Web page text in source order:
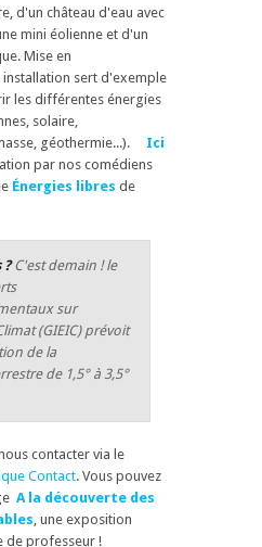
d'un château d'eau avec
mini éolienne et d'un
Mise en
sert d'exemple
les différentes énergies
solaire,
géothermie...). Ici
par nos comédiens
Énergies libres de
?C'est demain ! le
sur
(GIEIC) prévoit
de la
de 1,5° à 3,5°
contacter via le
Contact. Vous pouvez
A la découverte des
, une exposition
de professeur !